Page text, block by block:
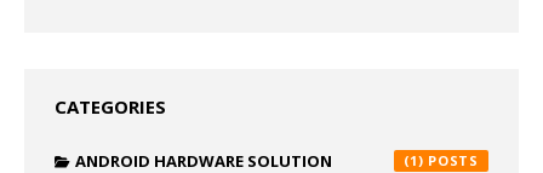
CATEGORIES
ANDROID HARDWARE SOLUTION (1)